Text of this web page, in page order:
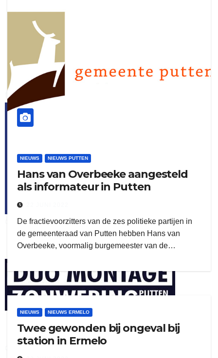
kleijer
henkvandeberg
flitsmeister
ook adverteren
NIEUWS NIEUWS PUTTEN
Hans van Overbeeke aangesteld
als informateur in Putten
De fractievoorzitters van de zes politieke partijen in
de gemeenteraad van Putten hebben Hans van
Overbeeke, voormalig burgemeester van de…
NIEUWS NIEUWS ERMELO
Twee gewonden bij ongeval bij
station in Ermelo